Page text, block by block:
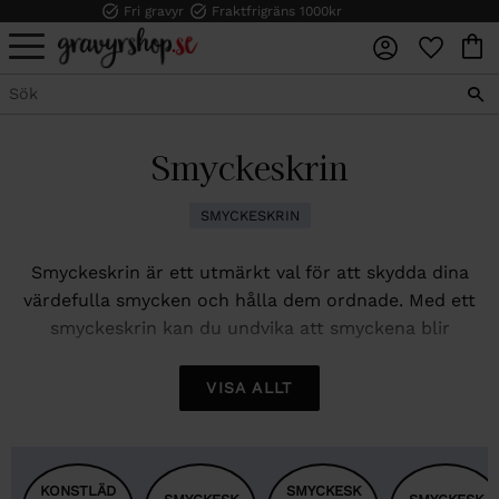
Meny
Fri gravyr Fraktfrigräns 1000kr
Smyckeskrin
SMYCKESKRIN
Smyckeskrin är ett utmärkt val för att skydda dina
värdefulla smycken och hålla dem ordnade. Med ett
smyckeskrin kan du undvika att smyckena blir
Ett smyckeskrin ger också en praktisk och elegant
och det gör det också lätt att se vad du har i din
VISA ALLT
KONSTLÄD
SMYCKESK